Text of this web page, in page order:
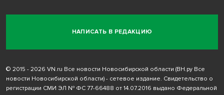
НАПИСАТЬ В РЕДАКЦИЮ
© 2015 - 2026 VN.ru Все новости Новосибирской области (ВН.ру Все
новости Новосибирской области) - сетевое издание. Свидетельство о
регистрации СМИ ЭЛ № ФС 77-66488 от 14.07.2016 выдано Федеральной